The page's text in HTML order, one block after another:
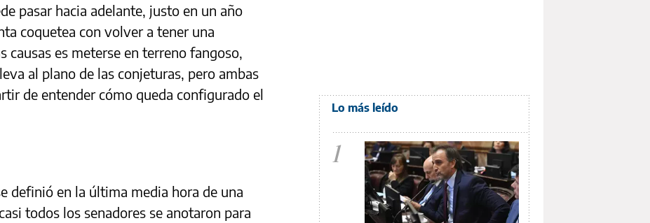
pasar hacia adelante, justo en un año
coquetea con volver a tener una
causas es meterse en terreno fangoso,
al plano de las conjeturas, pero ambas
de entender cómo queda configurado el
definió en la última media hora de una
todos los senadores se anotaron para
Lo más leído
1